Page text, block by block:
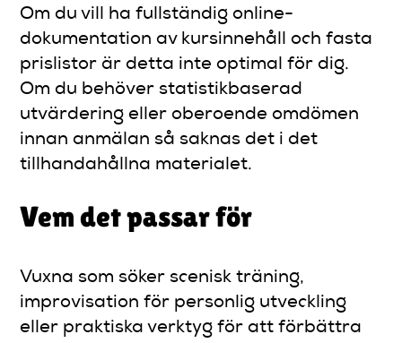
Om du vill ha fullständig online-
dokumentation av kursinnehåll och fasta
prislistor är detta inte optimal för dig.
Om du behöver statistikbaserad
utvärdering eller oberoende omdömen
innan anmälan så saknas det i det
tillhandahållna materialet.
Vem det passar för
Vuxna som söker scenisk träning,
improvisation för personlig utveckling
eller praktiska verktyg för att förbättra